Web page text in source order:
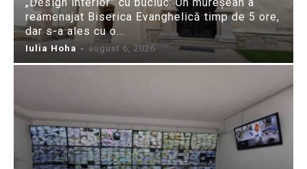
reamenajat Biserica Evanghelică timp de 5 ore,
dar s-a ales cu o...
Iulia Hoha - august 6, 2026